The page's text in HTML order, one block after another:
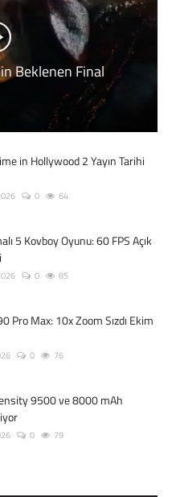
Beklenen Final
in Hollywood 2 Yayın Tarihi
0 64
5 Kovboy Oyunu: 60 FPS Açık
0 85
Pro Max: 10x Zoom Sızdı Ekim
0 76
9500 ve 8000 mAh
0 79